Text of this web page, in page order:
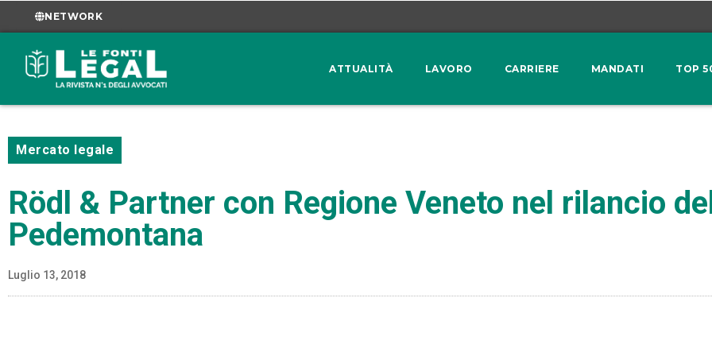
NETWORK
ATTUALITÀ LAVORO CARRIERE MANDATI TOP
Mercato legale
Rödl & Partner con Regione Veneto nel rilancio
Pedemontana
Luglio 13, 2018